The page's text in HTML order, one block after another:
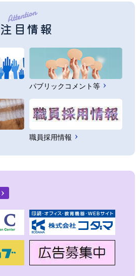
注目情報
パブリックコメント等
職員採用情報